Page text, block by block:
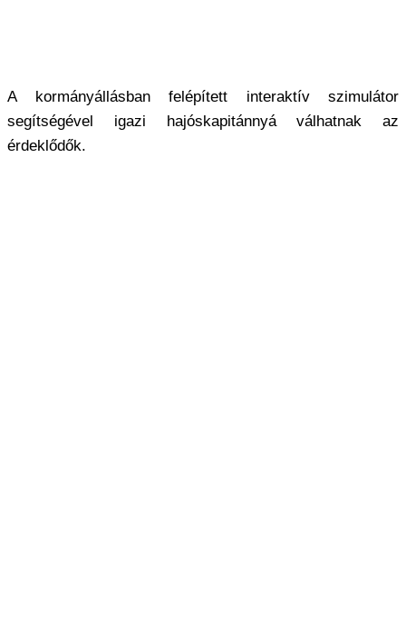
A kormányállásban felépített interaktív szimulátor
segítségével igazi hajóskapitánnyá válhatnak az
érdeklődők.